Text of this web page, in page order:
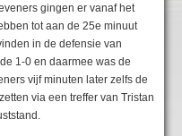
gingen er vanaf het
tot aan de 25e minuut
in de defensie van
1-0 en daarmee was de
vijf minuten later zelfs de
via een treffer van Tristan